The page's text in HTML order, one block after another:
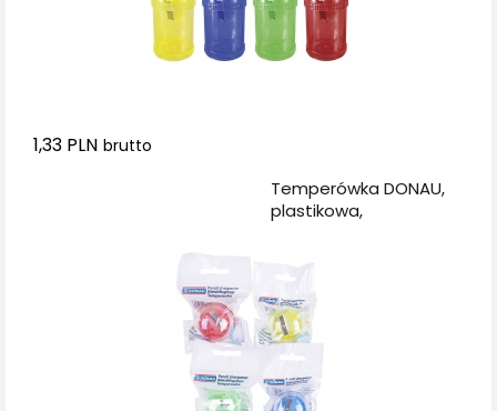
1,33 PLN brutto
Temperówka DONAU,
plastikowa,